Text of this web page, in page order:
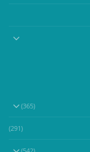
(365)
(291)